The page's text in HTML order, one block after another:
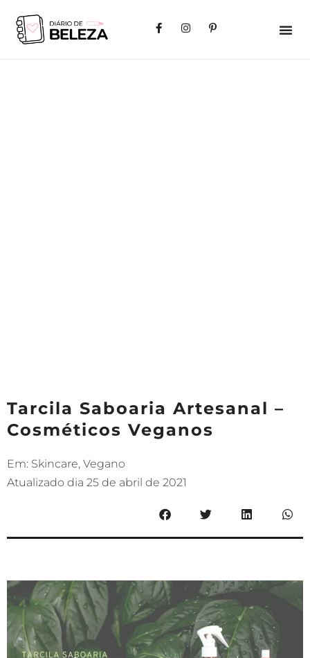
Tarcila Saboaria Artesanal –
Cosméticos Veganos
Em: Skincare, Vegano
Atualizado dia 25 de abril de 2021